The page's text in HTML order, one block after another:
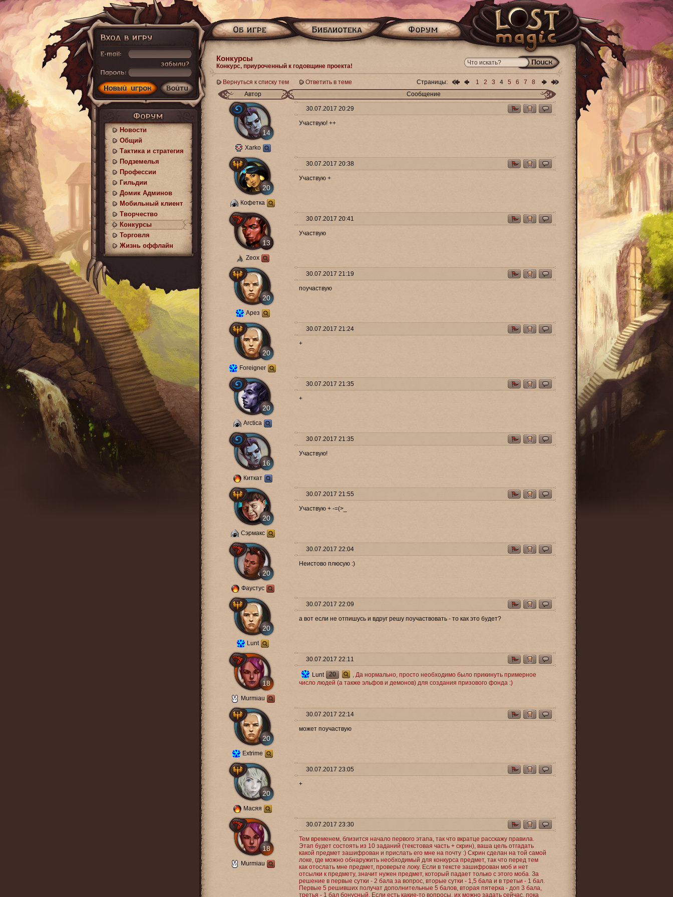
Конкурсы
Конкурс, приуроченный к годовщине проекта!
Вернуться к списку тем Ответить в теме Страницы: 1 2 3 4 5 6 7
8
Автор
Сообщение
14
Xarko
30.07.2017 20:29
Участвую! ++
20
Кофетка
30.07.2017 20:38
Участвую +
13
Zeox
30.07.2017 20:41
Участвую
20
Арез
30.07.2017 21:19
поучаствую
20
Foreigner
30.07.2017 21:24
+
20
Arctica
30.07.2017 21:35
+
16
Киткат
30.07.2017 21:35
Участвую!
20
Сэрмакс
30.07.2017 21:55
Участвую + -=(>_
20
Фаустус
30.07.2017 22:04
Неистово плюсую :)
20
Lunt
30.07.2017 22:09
а вот если не отпишусь и вдруг решу поучаствовать - то как это будет?
18
Murmiau
30.07.2017 22:11
Lunt 20
, Да нормально, просто необходимо было прикинуть примерное
число людей (а также эльфов и демонов) для создания призового фонда :)
20
Extrime
30.07.2017 22:14
может поучаствую
20
Масяя
30.07.2017 23:05
+
18
Murmiau
30.07.2017 23:30
Тем временем, близится начало первого этапа, так что вкратце расскажу правила.
Этап будет состоять из 10 заданий (текстовая часть + скрин), ваша цель отгадать
какой предмет зашифрован и прислать его мне на почту :) Скрин сделан на той самой
локе, где можно обнаружить необходимый для конкурса предмет, так что перед тем
как отослать мне предмет, проверьте локу. Если в тексте зашифрован моб и нет
отсылки к предмету, значит нужен предмет, который падает только с этого моба. За
решение в первые сутки - 2 бала за вопрос, вторые сутки - 1,5 бала и в третьи - 1 бал.
Первые 5 решивших получат дополнительные 5 балов, вторая пятерка - доп 3 бала,
третья - 1 бал бонусный. Если есть какие-то вопросы, их можно задать сейчас, пока
Новости
Общий
Тактика и стратегия
Подземелья
Профессии
Гильдии
Домик Админов
Мобильный клиент
Творчество
Конкурсы
Торговля
Жизнь оффлайн